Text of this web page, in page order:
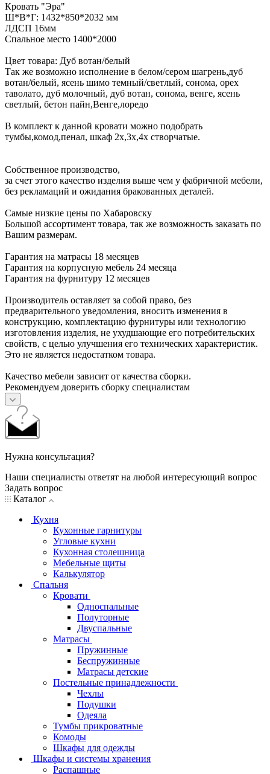
Кровать "Эра"
Ш*В*Г: 1432*850*2032 мм
ЛДСП 16мм
Спальное место 1400*2000
Цвет товара: Дуб вотан/белый
Так же возможно исполнение в белом/сером шагрень,дуб
вотан/белый, ясень шимо темный/светлый, сонома, орех
таволато, дуб молочный, дуб вотан, сонома, венге, ясень
светлый, бетон пайн,Венге,лоредо
В комплект к данной кровати можно подобрать
тумбы,комод,пенал, шкаф 2х,3х,4х створчатые.
Собственное производство,
за счет этого качество изделия выше чем у фабричной мебели,
без рекламаций и ожидания бракованных деталей.
Самые низкие цены по Хабаровску
Большой ассортимент товара, так же возможность заказать по
Вашим размерам.
Гарантия на матрасы 18 месяцев
Гарантия на корпусную мебель 24 месяца
Гарантия на фурнитуру 12 месяцев
Производитель оставляет за собой право, без
предварительного уведомления, вносить изменения в
конструкцию, комплектацию фурнитуры или технологию
изготовления изделия, не ухудшающие его потребительских
свойств, с целью улучшения его технических характеристик.
Это не является недостатком товара.
Качество мебели зависит от качества сборки.
Рекомендуем доверить сборку специалистам
Нужна консультация?
Наши специалисты ответят на любой интересующий вопрос
Задать вопрос
Каталог
Кухня
Кухонные гарнитуры
Угловые кухни
Кухонная столешница
Мебельные щиты
Калькулятор
Спальня
Кровати
Односпальные
Полуторные
Двуспальные
Матрасы
Пружинные
Беспружинные
Матрасы детские
Постельные принадлежности
Чехлы
Подушки
Одеяла
Тумбы прикроватные
Комоды
Шкафы для одежды
Шкафы и системы хранения
Распашные